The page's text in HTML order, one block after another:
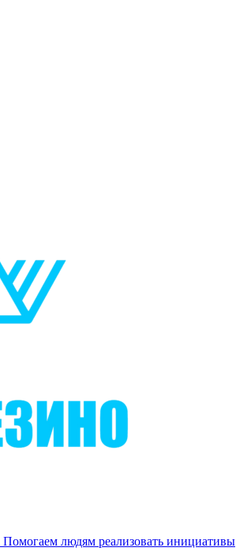
Помогаем людям реализовать инициативы